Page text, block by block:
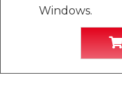
Windows.